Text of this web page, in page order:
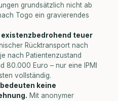
grundsätzlich nicht ab
Togo ein gravierendes
existenzbedrohend teuer
Rücktransport nach
nach Patientenzustand
80.000 Euro – nur eine IPMI
vollständig.
keine
Mit anonymer